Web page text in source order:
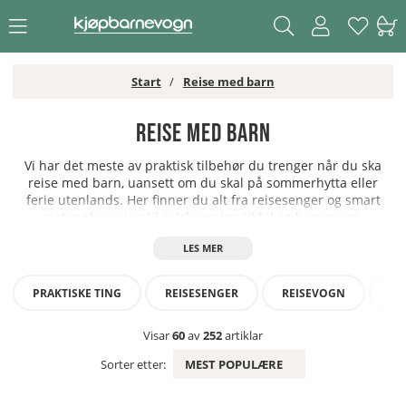
Start Reise med barn
Reise med barn
Vi har det meste av praktisk tilbehør du trenger når du ska
reise med barn, uansett om du skal på sommerhytta eller
ferie utenlands. Her finner du alt fra reisesenger og smart
matoppbevaring til solskjerming til bil og barnevogn.
PRAKTISKE TING REISESENGER REISEVOGN
Visar60av252artiklar
Sorter etter:
MEST POPULÆRE